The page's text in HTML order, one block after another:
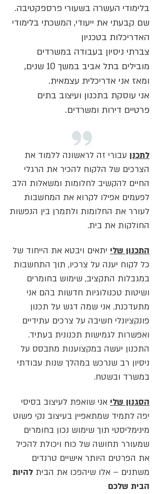
בלימודי העשרה בשעורי פרספקטיבה.
שם קבעתי את ייעודי, המשכתי בלימודי
האדריכלות בטכניון
צברתי ניסיון בעבודה במשרדים
מובילים בתל אביב במשך 10 שנים,
ומאז אני אדריכלית עצמאית.
אני עוסקת בתכנון ועיצוב בתים
פרטיים דירות ומשרדים.
לתכנן עבורי זה לראשונה ללמוד את
הצרכים של הלקוח להכיר את הרגלי
החיים להקשיב לחלומות ומשאלות הלב
לפעמים אפילו לקרוא את המחשבות
לעורר את החלומות ולתמרן בין הנפשות
החולקות את בית.
התכנון שלי יתאים ויבטא את הייחוד של
כל לקוח יענה על צרכיו, תוך התחשבות
במגבלות התקציב, שימוש בחומרים
ושיטות טכנולוגיות חדשות בהם אני
מתעדכנת. אני שמה דגש על תכנון
פונקציונלי חשיבה על צרכים עתידיים
ואפשרות לגמישות תכנונית בעתיד.
התכנון יעשה במקצוענות מתבסס על
ניסיון רב שנרכש במהלך שנות עבודתי
במשרד ובשטח.
הסגנון שלי אני שואפת לעיצוב בסיסי
יפה לתמיד שמתאפיין בעיצוב נקי פשוט
מינימליסטי תוך שימוש נכון בחומרים
שמעורר תחושה של כוח ויכולת להכיל
את הפרטים היותר אישיים טרנדים
משתנים – אלו שיהפכו את הבית להיות
הבית שלכם